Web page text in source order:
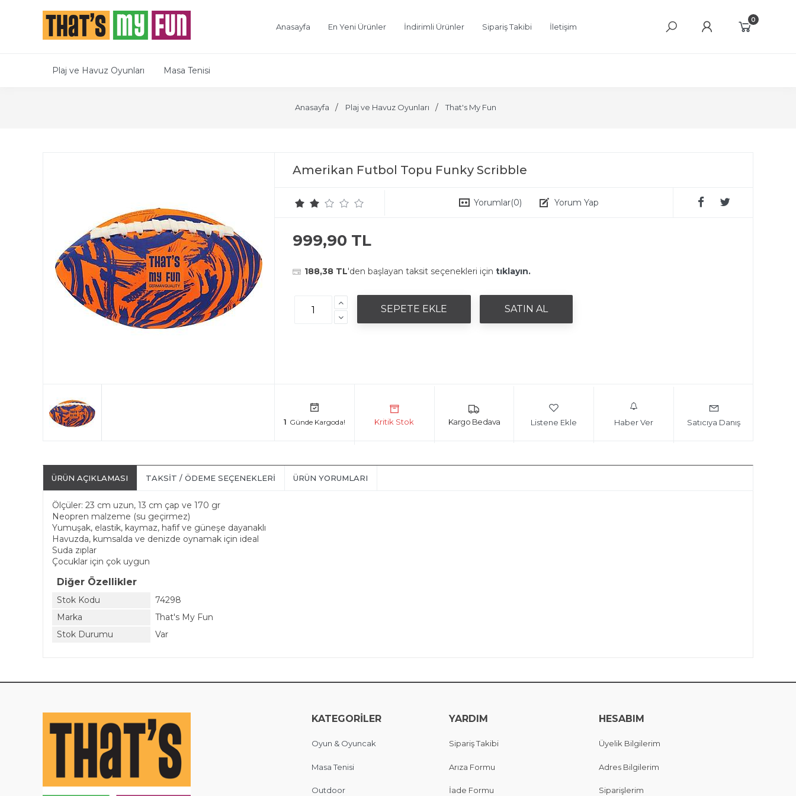
Anasayfa En Yeni Ürünler İndirimli Ürünler Sipariş Takibi İletişim
0
Plaj ve Havuz Oyunları Masa Tenisi
Anasayfa Plaj ve Havuz Oyunları That's My Fun
Amerikan Futbol Topu Funky Scribble
Yorumlar(0) Yorum Yap
999,90 TL
188,38 TL'den başlayan taksit seçenekleri için tıklayın.
1 Listene Ekle Haber Ver Satıcıya Danış
ÜRÜN AÇIKLAMASI TAKSIT / ÖDEME SEÇENEKLERI ÜRÜN YORUMLARI
Ölçüler: 23 cm uzun, 13 cm çap ve 170 gr
Neopren malzeme (su geçirmez)
Yumuşak, elastik, kaymaz, hafif ve güneşe dayanaklı
Havuzda, kumsalda ve denizde oynamak için ideal
Suda zıplar
Çocuklar için çok uygun
Diğer Özellikler
Stok Kodu
74298
Marka
That's My Fun
Stok Durumu
Var
KATEGORİLER
Oyun & Oyuncak
Masa Tenisi
Outdoor
YARDIM
Sipariş Takibi
Arıza Formu
İade Formu
HESABIM
Üyelik Bilgilerim
Adres Bilgilerim
Siparişlerim